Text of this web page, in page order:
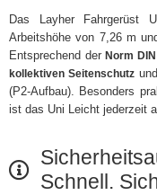
Das Layher Fahrgerüst
Arbeitshöhe von 7,26 m
Entsprechend derNorm
kollektiven Seitenschutzund
(P2-Aufbau). Besonders
ist das Uni Leicht jederzeit
Schnell.